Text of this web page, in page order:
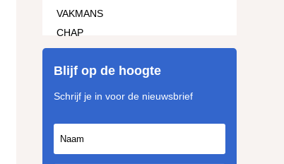
Blijf op de hoogte
Schrijf je in voor de nieuwsbrief